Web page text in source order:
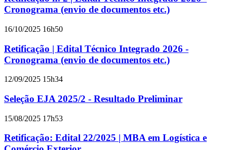
Cronograma (envio de documentos etc.)
16/10/2025 16h50
Retificação | Edital Técnico Integrado 2026 -
Cronograma (envio de documentos etc.)
12/09/2025 15h34
Seleção EJA 2025/2 - Resultado Preliminar
15/08/2025 17h53
Retificação: Edital 22/2025 | MBA em Logística e